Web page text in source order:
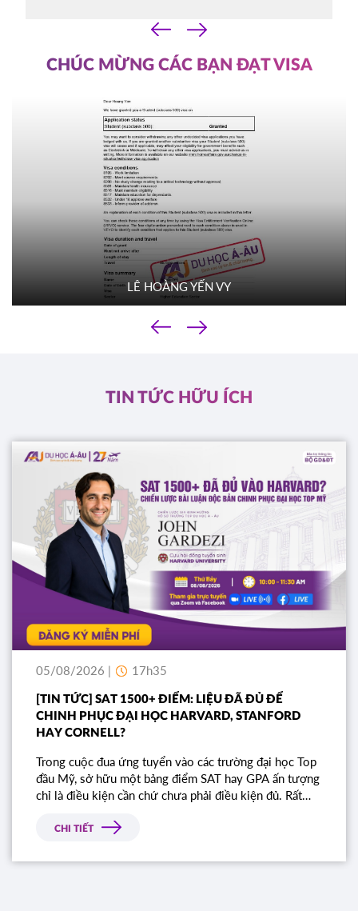
ĐĂNG KÝ
FILM SCHOOL
ĐĂNG KÝ
TROY UNIVERSITY
ĐĂNG KÝ
Mỹ TACOMA COMMUNITY COLLEGE
‹
›
CHÚC MỪNG CÁC BẠN ĐẠT VISA
LÊ HOÀNG YẾN VY
‹
›
TIN TỨC HỮU ÍCH
05/08/2026 | 17h35
[TIN TỨC] SAT 1500+ ĐIỂM: LIỆU ĐÃ ĐỦ ĐỂ
CHINH PHỤC ĐẠI HỌC HARVARD, STANFORD
HAY CORNELL?
Trong cuộc đua ứng tuyển vào các trường đại học Top
đầu Mỹ, sở hữu một bảng điểm SAT hay GPA ấn tượng
chỉ là điều kiện cần chứ chưa phải điều kiện đủ. Rất
bị từ chối chỉ vì bài luận thiếu chiều sâu. Đâu là tiêu
tìm kiếm?
CHI TIẾT